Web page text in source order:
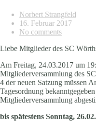
Norbert Strangfeld
16. Februar 2017
No comments
Liebe Mitglieder des SC
Am Freitag, 24.03.2017 um
Mitgliederversammlung des
4 der neuen Satzung müssen
Tagesordnung
Mitgliederversammlung
bis spätestens Sonntag,